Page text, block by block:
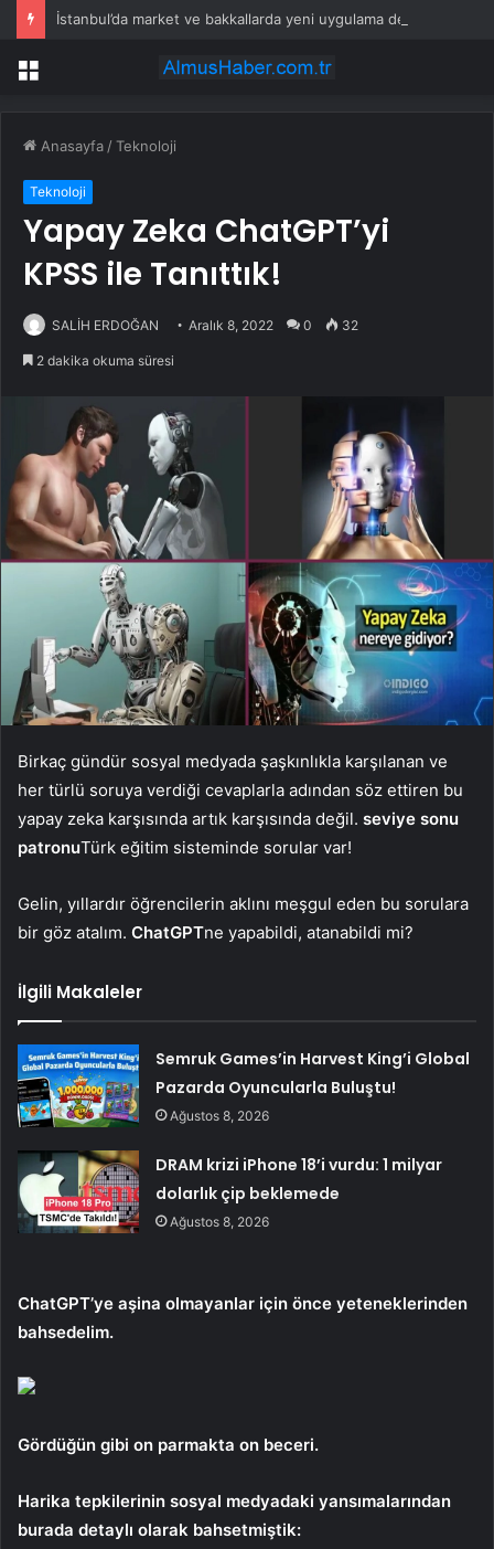
Menü
Anasayfa /Teknoloji
Teknoloji
Yapay Zeka ChatGPT’yi
KPSS ile Tanıttık!
SALİH ERDOĞAN Aralık 8, 2022 0 32
2 dakika okuma süresi
Birkaç gündür sosyal medyada şaşkınlıkla karşılanan ve
her türlü soruya verdiği cevaplarla adından söz ettiren bu
yapay zeka karşısında artık karşısında değil. seviye sonu
patronuTürk eğitim sisteminde sorular var!
Gelin, yıllardır öğrencilerin aklını meşgul eden bu sorulara
bir göz atalım. ChatGPTne yapabildi, atanabildi mi?
İlgili Makaleler
Semruk Games’in Harvest King’i Global
Pazarda Oyuncularla Buluştu!
Ağustos 8, 2026
DRAM krizi iPhone 18’i vurdu: 1 milyar
dolarlık çip beklemede
Ağustos 8, 2026
ChatGPT’ye aşina olmayanlar için önce yeteneklerinden
bahsedelim.
Gördüğün gibi on parmakta on beceri.
Harika tepkilerinin sosyal medyadaki yansımalarından
burada detaylı olarak bahsetmiştik: